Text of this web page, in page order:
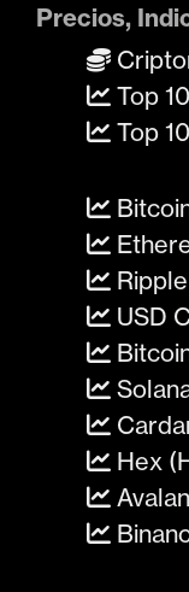
Precios,
Top
Top
USD
Hex